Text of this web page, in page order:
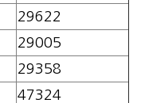
29622
29005
29358
47324